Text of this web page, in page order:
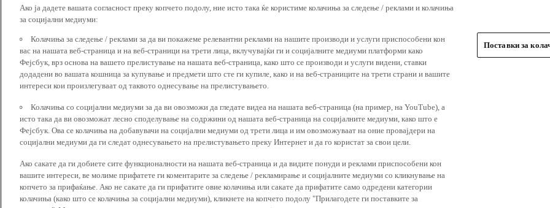
Ако ја дадете вашата согласност преку копчето подолу, ние исто така ќе користиме колачиња за следење / реклами и колачиња
за социјални медиуми:
Колачиња за следење / реклами за да ви покажеме релевантни реклами на нашите производи и услуги приспособени кон
вас на нашата веб-страница и на веб-страници на трети лица, вклучувајќи ги и социјалните медиуми платформи како
Фејсбук, врз основа на вашето прелистување на нашата веб-страница, како што се производи и услуги видени, ставки
додадени во вашата кошница за купување и предмети што сте ги купиле, како и на веб-страниците на трети страни и вашите
интереси кои произлегуваат од таквото однесување на прелистувањето.
Колачиња со социјални медиуми за да ви овозможи да гледате видеа на нашата веб-страница (на пример, на YouTube), а
исто така да ви овозможат лесно споделување на содржини од нашата веб-страница на социјалните медиуми, како што е
Фејсбук. Ова се колачиња на добавувачи на социјални медиуми од трети лица и им овозможуваат на оние провајдери на
социјални медиуми да ги следат однесувањето на прелистувањето преку Интернет и да го користат за свои цели.
Ако сакате да ги добиете сите функционалности на нашата веб-страница и да видите понуди и реклами приспособени кон
вашите интереси, ве молиме прифатете ги коментарите за следење / рекламирање и социјалните медиуми со кликнување на
копчето за прифаќање. Ако не сакате да ги прифатите овие колачиња или сакате да прифатите само одредени категории
колачиња (како што се колачиња за социјални медиуми), кликнете на копчето подолу "Прилагодете ги поставките за
Поставки за